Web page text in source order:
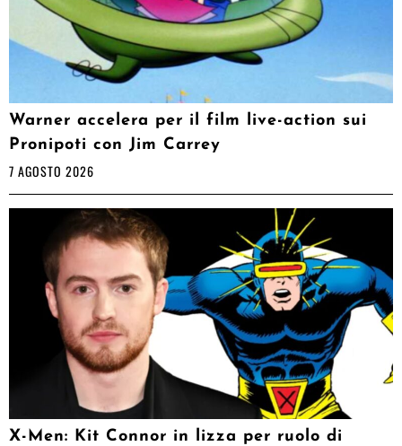
Warner accelera per il film live-action sui
Pronipoti con Jim Carrey
7 AGOSTO 2026
X-Men: Kit Connor in lizza per ruolo di